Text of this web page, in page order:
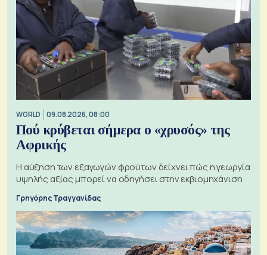
WORLD 09.08.2026, 08:00
Πού κρύβεται σήμερα ο «χρυσός» της
Αφρικής
Η αύξηση των εξαγωγών φρούτων δείχνει πώς η γεωργία
υψηλής αξίας μπορεί να οδηγήσει στην εκβιομηχάνιση
Γρηγόρης Τραγγανίδας